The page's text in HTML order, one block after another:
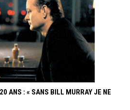
ANS : « SANS BILL MURRAY JE NE